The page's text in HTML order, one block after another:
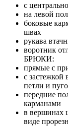
с
на левой
боковые
швах
рукава
воротник
БРЮКИ:
прямые с
с застежкой
петли и
передние
карманами
в вершинах
виде